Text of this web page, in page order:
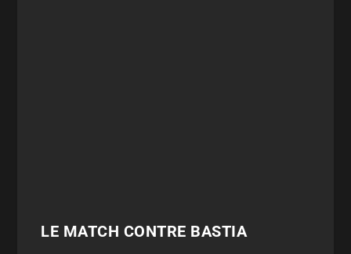
LE MATCH CONTRE BASTIA